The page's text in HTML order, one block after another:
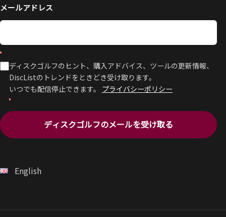
メールアドレス
ディスクゴルフのヒント、購入アドバイス、ツールの更新情報、
DiscListのトレンドをときどき受け取ります。
いつでも配信停止できます。 プライバシーポリシー
ディスクゴルフのメールを受け取る
English